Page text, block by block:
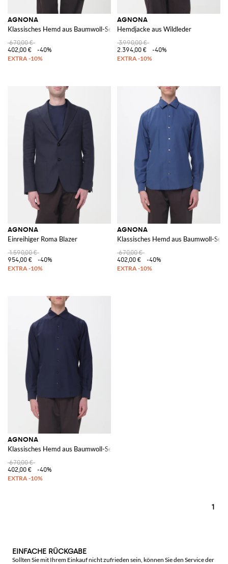
AGNONA
Klassisches Hemd aus Baumwoll-Seiden-Mischung
670,00 €
402,00 €
-40%
AGNONA
Hemdjacke aus Wildleder
3.990,00 €
2.394,00 €
-40%
AGNONA
Einreihiger Roma Blazer
1.590,00 €
954,00 €
-40%
AGNONA
Klassisches Hemd aus Baumwoll-
670,00 €
402,00 €
-40%
AGNONA
Klassisches Hemd aus Baumwoll-Seiden-Mischung
670,00 €
402,00 €
-40%
1
EINFACHE RÜCKGABE
Sollten Sie mit Ihrem Einkauf nicht zufrieden sein, können Sie den Service der